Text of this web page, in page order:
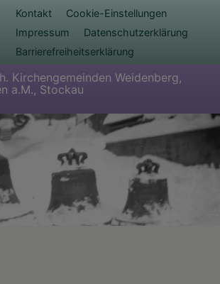
Fußbereichsmenü
Kontakt
Cookie-Einstellungen
Impressum
Datenschutzerklärung
Barrierefreiheitserklärung
Kirchengemeinden Weidenberg,
a.M., Stockau